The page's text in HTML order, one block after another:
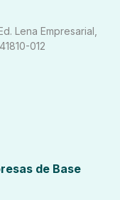
Lena Empresarial,
012
de Base